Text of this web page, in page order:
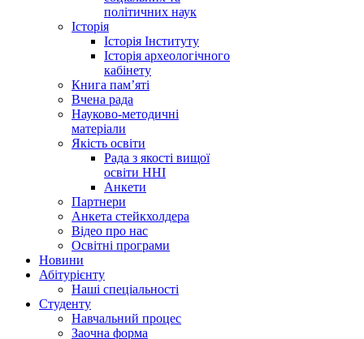
політичних наук
Історія
Історія Інституту
Історія археологічного
кабінету
Книга памʼяті
Вчена рада
Науково-методичні
матеріали
Якість освіти
Рада з якості вищої
освіти ННІ
Анкети
Партнери
Анкета стейкхолдера
Відео про нас
Освітні програми
Hовини
Абітурієнту
Наші спеціальності
Студенту
Навчальний процес
Заочна форма